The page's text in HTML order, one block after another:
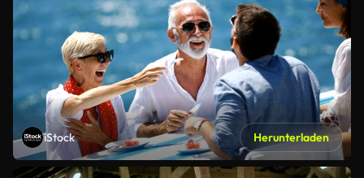
iStock Herunterladen